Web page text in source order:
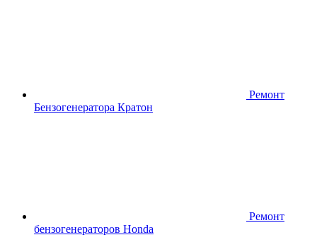
Ремонт
Бензогенератора Кратон
Ремонт
бензогенераторов Honda